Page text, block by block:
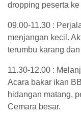
dropping peserta
09.00-11.30 :
menjangan kecil.
terumbu karang
11.30-12.00 :
Acara bakar ikan
hidangan matang,
Cemara besar.